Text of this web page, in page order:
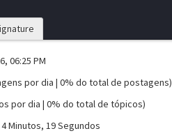
06:25 PM
por dia | 0% do total de postagens)
por dia | 0% do total de tópicos)
Minutos, 19 Segundos